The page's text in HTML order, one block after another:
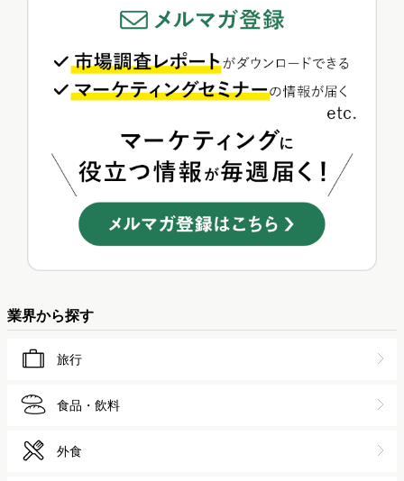
業界から探す
旅行
食品・飲料
外食